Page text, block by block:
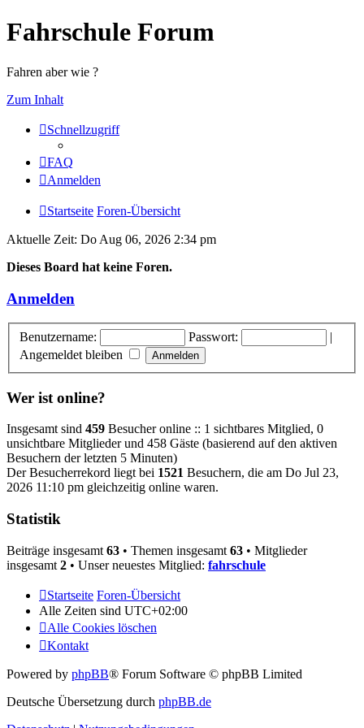
Fahrschule Forum
Fahren aber wie ?
Zum Inhalt
Schnellzugriff
FAQ
Anmelden
Startseite Foren-Übersicht
Aktuelle Zeit: Do Aug 06, 2026 2:34 pm
Dieses Board hat keine Foren.
Anmelden
Benutzername: Passwort:
|
Angemeldet bleiben
Wer ist online?
Insgesamt sind 459 Besucher online :: 1 sichtbares Mitglied, 0
unsichtbare Mitglieder und 458 Gäste (basierend auf den aktiven
Besuchern der letzten 5 Minuten)
Der Besucherrekord liegt bei 1521 Besuchern, die am Do Jul 23,
2026 11:10 pm gleichzeitig online waren.
Statistik
Beiträge insgesamt 63 • Themen insgesamt 63 • Mitglieder
insgesamt 2 • Unser neuestes Mitglied: fahrschule
Startseite Foren-Übersicht
Alle Zeiten sind UTC+02:00
Alle Cookies löschen
Kontakt
Powered by phpBB® Forum Software © phpBB Limited
Deutsche Übersetzung durch phpBB.de